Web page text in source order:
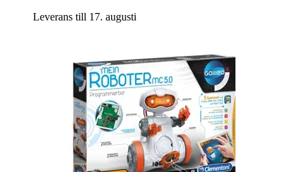
Leverans till 17. augusti